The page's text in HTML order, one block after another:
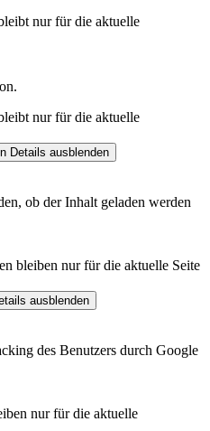
nur für die aktuelle
nur für die aktuelle
Details ausblenden
ob der Inhalt geladen werden
bleiben nur für die aktuelle Seite
ausblenden
des Benutzers durch Google
nur für die aktuelle